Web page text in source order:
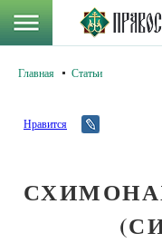
Главная Статьи
Нравится